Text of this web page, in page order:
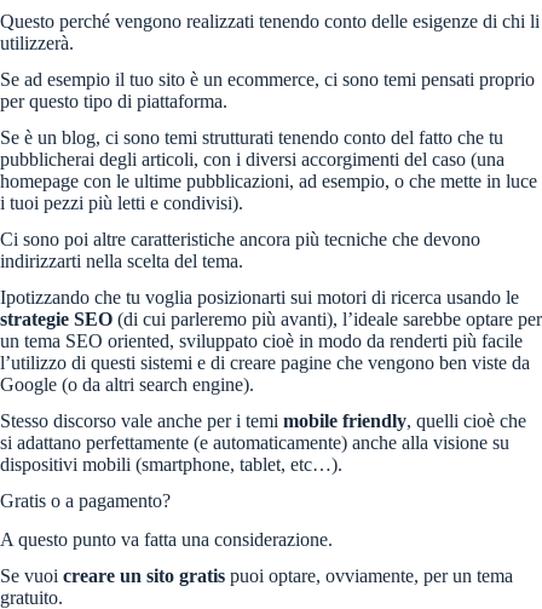
Questo perché vengono realizzati tenendo conto delle esigenze di chi li
utilizzerà.
Se ad esempio il tuo sito è un ecommerce, ci sono temi pensati proprio
per questo tipo di piattaforma.
Se è un blog, ci sono temi strutturati tenendo conto del fatto che tu
pubblicherai degli articoli, con i diversi accorgimenti del caso (una
homepage con le ultime pubblicazioni, ad esempio, o che mette in luce
i tuoi pezzi più letti e condivisi).
Ci sono poi altre caratteristiche ancora più tecniche che devono
indirizzarti nella scelta del tema.
Ipotizzando che tu voglia posizionarti sui motori di ricerca usando le
strategie SEO (di cui parleremo più avanti), l’ideale sarebbe optare per
un tema SEO oriented, sviluppato cioè in modo da renderti più facile
l’utilizzo di questi sistemi e di creare pagine che vengono ben viste da
Google (o da altri search engine).
Stesso discorso vale anche per i temi mobile friendly, quelli cioè che
si adattano perfettamente (e automaticamente) anche alla visione su
dispositivi mobili (smartphone, tablet, etc…).
Gratis o a pagamento?
A questo punto va fatta una considerazione.
Se vuoi creare un sito gratis puoi optare, ovviamente, per un tema
gratuito.